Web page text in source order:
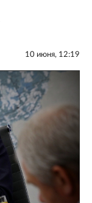
10 июня, 12:19